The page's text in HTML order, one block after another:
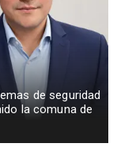
de seguridad
la comuna de